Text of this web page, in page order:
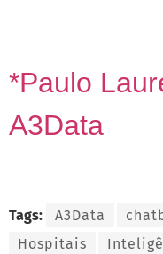
*Paulo
A3Data
Tags: A3Data
Hospitais